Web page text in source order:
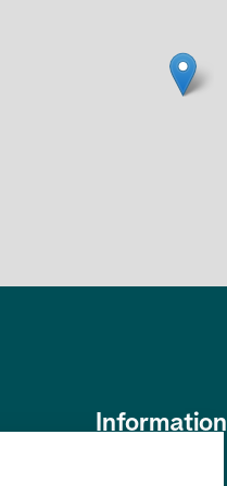
Information